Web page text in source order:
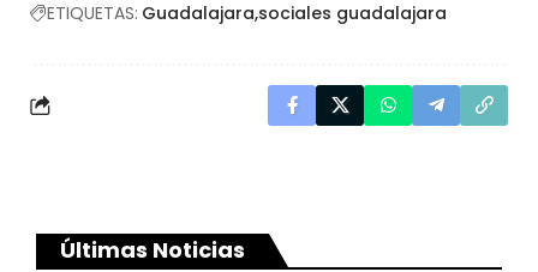
ETIQUETAS: Guadalajara sociales guadalajara
Últimas Noticias